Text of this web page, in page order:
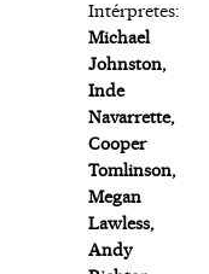
Intérpretes:
Michael
Johnston,
Inde
Navarrette,
Cooper
Tomlinson,
Megan
Lawless,
Andy